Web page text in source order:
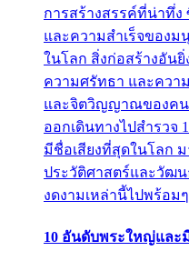
การสร้างสรรค์ที่น่าทึ่ง
และความสำเร็จของ
ในโลก สิ่งก่อสร้างอัน
ความศรัทธา และควา
และจิตวิญญาณของคน
ออกเดินทางไปสำรว
มีชื่อเสียงที่สุดในโลก
ประวัติศาสตร์และวัฒ
งดงามเหล่านี้ไปพร้อม
10 อันดับพระใหญ่และ